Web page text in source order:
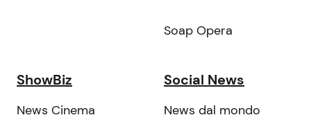
Soap Opera
ShowBiz
News Cinema
Social News
News dal mondo